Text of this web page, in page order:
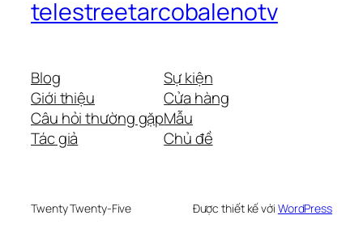
telestreetarcobalenotv
Blog
Giới thiệu
Câu hỏi thường gặp
Tác giả
Sự kiện
Cửa hàng
Mẫu
Chủ đề
Twenty Twenty-Five Được thiết kế với WordPress